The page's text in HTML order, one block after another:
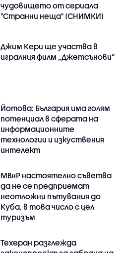
чудовището от сериала
"Странни неща" (СНИМКИ)
Джим Кери ще участва в
игралния филм „Джетсънови“
Йотова: България има голям
потенциал в сферата на
информационните
технологии и изкуствения
интелект
МВнР настоятелно съветва
да не се предприемат
неотложни пътувания до
Куба, в това число с цел
туризъм
Техеран разглежда